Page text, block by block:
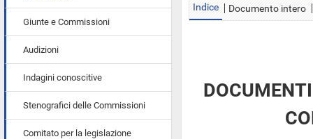
Giunte e Commissioni
Audizioni
Indagini conoscitive
Stenografici delle Commissioni
Comitato per la legislazione
Indice Documento intero